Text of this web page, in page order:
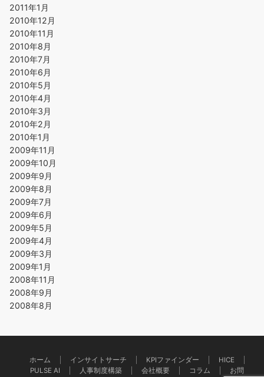
2011年1月
2010年12月
2010年11月
2010年8月
2010年7月
2010年6月
2010年5月
2010年4月
2010年3月
2010年2月
2010年1月
2009年11月
2009年10月
2009年9月
2009年8月
2009年7月
2009年6月
2009年5月
2009年4月
2009年3月
2009年1月
2008年11月
2008年9月
2008年8月
ホーム インサイトサーチ KPIファインダー
HICE
PULSE AI
人事制度構築 会社概要 コラム お問